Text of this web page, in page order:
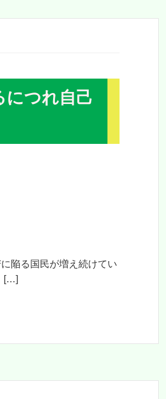
につれ自己
陥る国民が増え続けてい
[…]